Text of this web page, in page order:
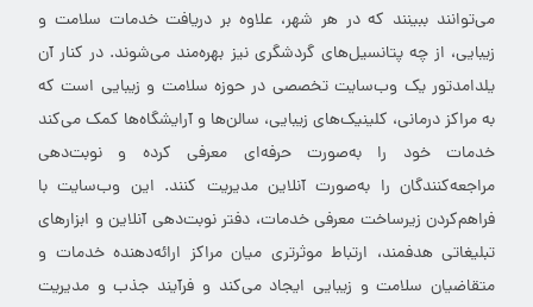
می‌توانند ببینند که در هر شهر، علاوه بر دریافت خدمات سلامت و
زیبایی، از چه پتانسیل‌های گردشگری نیز بهره‌مند می‌شوند. در کنار آن
یلدامدتور یک وب‌سایت تخصصی در حوزه سلامت و زیبایی است که
به مراکز درمانی، کلینیک‌های زیبایی، سالن‌ها و آرایشگاه‌ها کمک می‌کند
خدمات خود را به‌صورت حرفه‌ای معرفی کرده و نوبت‌دهی
مراجعه‌کنندگان را به‌صورت آنلاین مدیریت کنند. این وب‌سایت با
فراهم‌کردن زیرساخت معرفی خدمات، دفتر نوبت‌دهی آنلاین و ابزارهای
تبلیغاتی هدفمند، ارتباط موثرتری میان مراکز ارائه‌دهنده خدمات و
متقاضیان سلامت و زیبایی ایجاد می‌کند و فرآیند جذب و مدیریت